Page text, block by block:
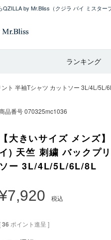
QZILLA by Mr.Bliss （クジラ バイ ミスター
ランキング
ト 半袖Tシャツ カットソー 3L/4L/5L/
品番号070325mc1036
【大きいサイズ メン
イ) 天竺 刺繍 バックプ
ソー 3L/4L/5L/6L/8L
7,920 税込
36 ポイント進呈 ]